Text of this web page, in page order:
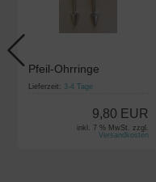
Pfeil-Ohrringe
Lieferzeit: 3-4 Tage
9,80 EUR
inkl. 7 % MwSt. zzgl.
Versandkosten